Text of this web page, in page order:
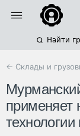
Найти
← Склады и
применяет